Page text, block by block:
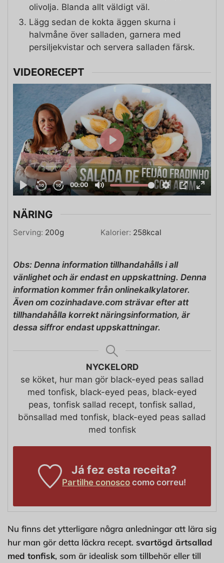
olivolja. Blanda allt väldigt väl.
Lägg sedan de kokta äggen skurna i
halvmåne över salladen, garnera med
persiljekvistar och servera salladen färsk.
VIDEORECEPT
NÄRING
Serving: 200g Kalorier: 258kcal
Obs: Denna information tillhandahålls i all
vänlighet och är endast en uppskattning. Denna
information kommer från onlinekalkylatorer.
Även om cozinhadave.com strävar efter att
tillhandahålla korrekt näringsinformation, är
dessa siffror endast uppskattningar.
NYCKELORD
se köket, hur man gör black-eyed peas sallad
med tonfisk, black-eyed peas, black-eyed
peas, tonfisk sallad recept, tonfisk sallad,
bönsallad med tonfisk, black-eyed peas sallad
med tonfisk
Já fez esta receita?
Partilhe conosco como correu!
Nu finns det ytterligare några anledningar att lära sig
hur man gör detta läckra recept. svartögd ärtsallad
med tonfisk, som är idealisk som tillbehör eller till